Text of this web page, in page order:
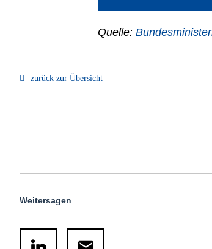
Quelle:
zurück zur Übersicht
Weitersagen